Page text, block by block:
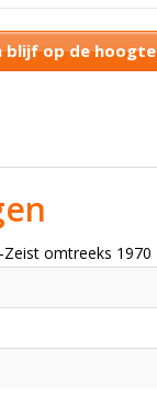
blijf op de hoogte
omtreeks 1970